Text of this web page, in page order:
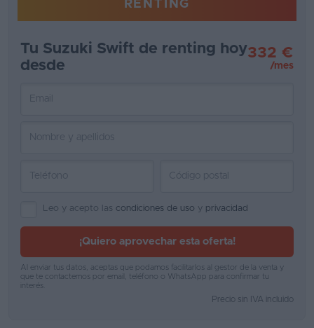
Concesionarios
coche
RENTING
Tu Suzuki Swift de renting hoy
desde
332 €
/mes
Leo y acepto las condiciones de uso y privacidad
¡Quiero aprovechar esta oferta!
Al enviar tus datos, aceptas que podamos facilitarlos al gestor de la venta y
que te contactemos por email, teléfono o WhatsApp para confirmar tu
interés.
Precio sin IVA incluido